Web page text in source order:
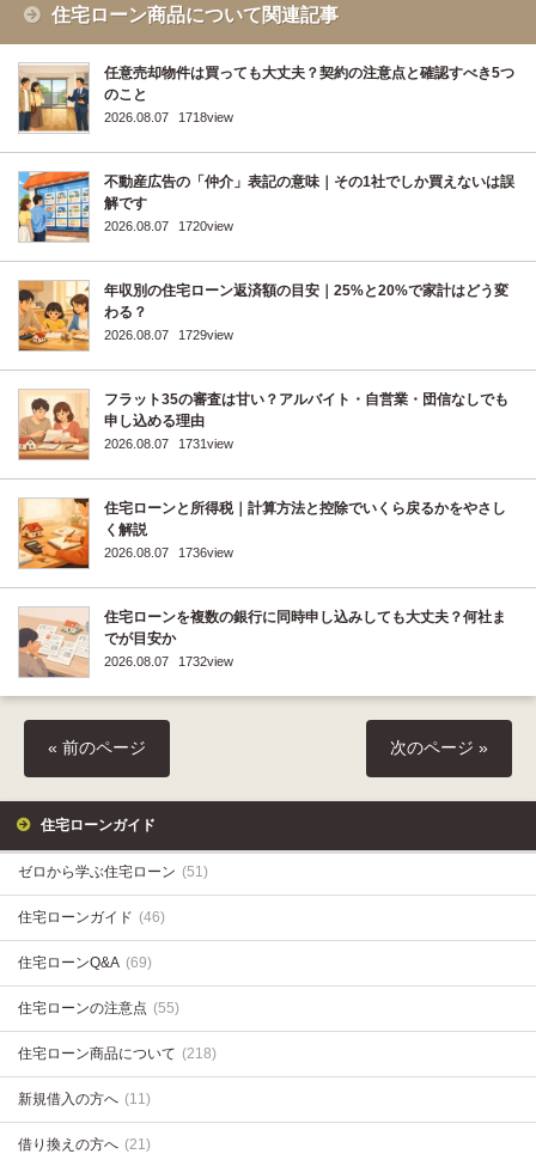
住宅ローン商品について関連記事
任意売却物件は買っても大丈夫？契約の注意点と確認すべき5つ
のこと
2026.08.07 1718view
不動産広告の「仲介」表記の意味｜その1社でしか買えないは誤
解です
2026.08.07 1720view
年収別の住宅ローン返済額の目安｜25%と20%で家計はどう変
わる？
2026.08.07 1729view
フラット35の審査は甘い？アルバイト・自営業・団信なしでも
申し込める理由
2026.08.07 1731view
住宅ローンと所得税｜計算方法と控除でいくら戻るかをやさし
く解説
2026.08.07 1736view
住宅ローンを複数の銀行に同時申し込みしても大丈夫？何社ま
でが目安か
2026.08.07 1732view
« 前のページ 次のページ »
住宅ローンガイド
ゼロから学ぶ住宅ローン (51)
住宅ローンガイド (46)
住宅ローンQ&A (69)
住宅ローンの注意点 (55)
住宅ローン商品について (218)
新規借入の方へ (11)
借り換えの方へ (21)